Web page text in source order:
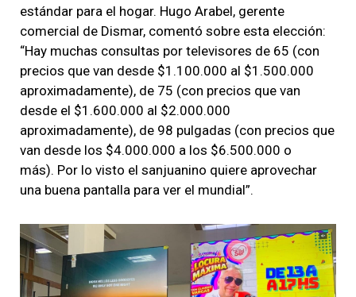
estándar para el hogar. Hugo Arabel, gerente
comercial de Dismar, comentó sobre esta elección:
“Hay muchas consultas por televisores de 65 (con
precios que van desde $1.100.000 al $1.500.000
aproximadamente), de 75 (con precios que van
desde el $1.600.000 al $2.000.000
aproximadamente), de 98 pulgadas (con precios que
van desde los $4.000.000 a los $6.500.000 o
más). Por lo visto el sanjuanino quiere aprovechar
una buena pantalla para ver el mundial”.